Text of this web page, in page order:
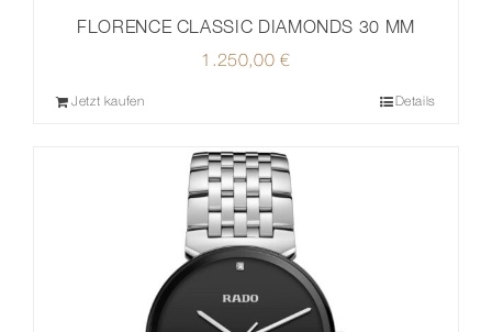
FLORENCE CLASSIC DIAMONDS 30 MM
1.250,00€
Jetzt kaufen Details